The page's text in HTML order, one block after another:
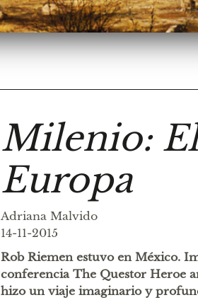
Milenio:
Europa
Adriana Malvido
14-11-2015
Rob Riemen estuvo en México.
conferencia The Questor Heroe
hizo un viaje imaginario y